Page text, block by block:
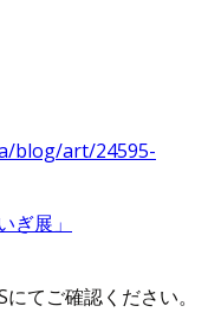
blog/art/24595-
ぎ展」
てご確認ください。